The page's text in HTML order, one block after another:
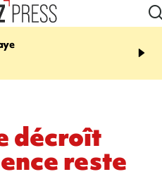
19:49
Quentin Dumontier, sa
décroît
reste